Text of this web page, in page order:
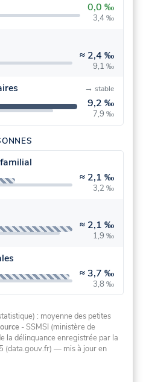
0,0 ‰
3,4 ‰
≈ 2,4 ‰
9,1 ‰
9,2 ‰
7,9 ‰
→ stable
≈ 2,1 ‰
3,2 ‰
≈ 2,1 ‰
1,9 ‰
≈ 3,7 ‰
3,8 ‰
: moyenne des petites
- SSMSI (ministère de
la délinquance enregistrée par la
(data.gouv.fr) — mis à jour en